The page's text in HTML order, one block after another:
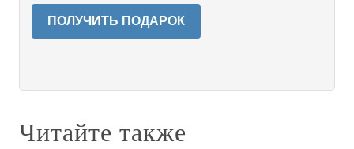
ПОЛУЧИТЬ ПОДАРОК
Читайте также